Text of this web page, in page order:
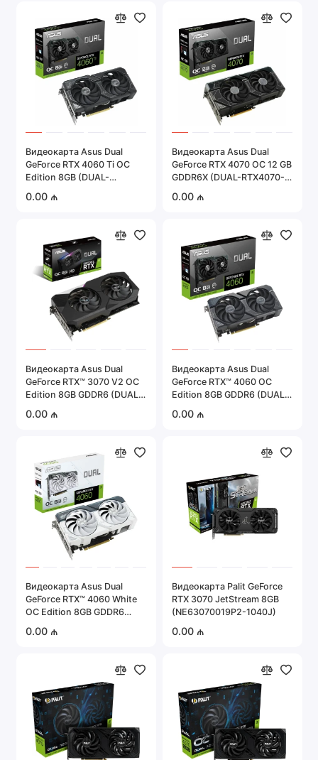
Портативная техника
Серверное оборудование
Системы охраны и безопасности
Автомобильная электроника
Видеокарта Asus Dual
GeForce RTX 4060 Ti OC
Edition 8GB (DUAL-
0.00 ₼
Видеокарта Asus Dual
GeForce RTX 4070 OC 12 GB
GDDR6X (DUAL-RTX4070-
0.00 ₼
Видеокарта Asus Dual
GeForce RTX™ 3070 V2 OC
Edition 8GB GDDR6 (DUAL-
0.00 ₼
Видеокарта Asus Dual
GeForce RTX™ 4060 OC
Edition 8GB GDDR6 (DUAL-
0.00 ₼
Видеокарта Asus Dual
GeForce RTX™ 4060 White
OC Edition 8GB GDDR6
WHITE)
0.00 ₼
Видеокарта Palit GeForce
RTX 3070 JetStream 8GB
(NE63070019P2-1040J)
0.00 ₼